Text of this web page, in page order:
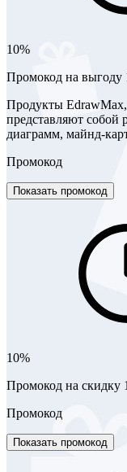
10%
Промокод на выгоду
Продукты
представляют собой
диаграмм, майнд-
Промокод
Показать промокод
10%
Промокод на скидку
Промокод
Показать промокод